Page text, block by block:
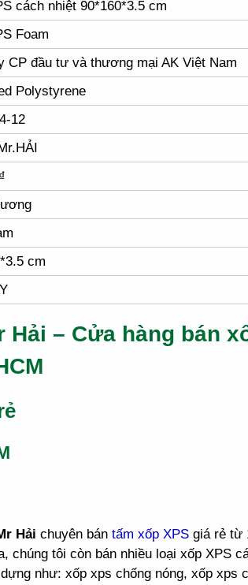
cách nhiệt 90*160*3.5 cm
Foam
CP đầu tư và thương mại AK Việt Nam
Polystyrene
12
cm
Hải – Cửa hàng bán
Hải chuyên bán tấm xốp XPS giá rẻ từ
chúng tôi còn bán nhiều loại xốp XPS
như: xốp xps chống nóng, xốp xps